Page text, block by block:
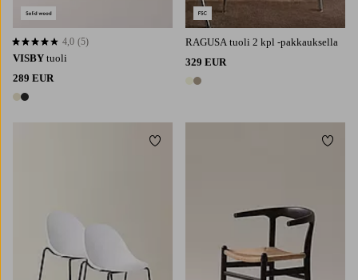
VISBY tuoli
289 EUR
2 värejä
4,0 perustuen 5 arvosanaan
4,0 (5)
RAGUSA tuoli 2 kpl -pakkauksella
329 EUR
2 värejä
Lisää suosikkeihin Lisää